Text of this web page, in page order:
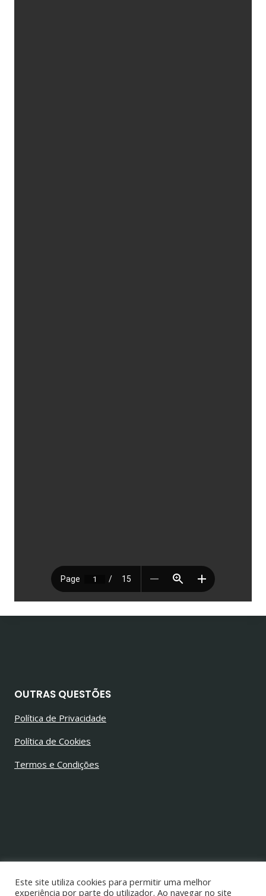
OUTRAS QUESTÕES
Política de Privacidade
Política de Cookies
Termos e Condições
Todos os direitos reservados
Este site utiliza cookies para permitir uma melhor
experiência por parte do utilizador. Ao navegar no site